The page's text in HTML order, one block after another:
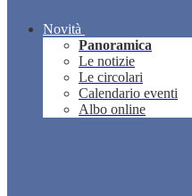
Novità
Panoramica
Le notizie
Le circolari
Calendario eventi
Albo online